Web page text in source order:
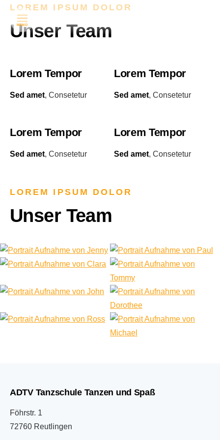
MENÜ
LOREM IPSUM DOLOR
Unser Team
Lorem Tempor
Sed amet, Consetetur
Lorem Tempor
Sed amet, Consetetur
Lorem Tempor
Sed amet, Consetetur
Lorem Tempor
Sed amet, Consetetur
LOREM IPSUM DOLOR
Unser Team
ADTV Tanzschule Tanzen und Spaß
Föhrstr. 1
72760 Reutlingen